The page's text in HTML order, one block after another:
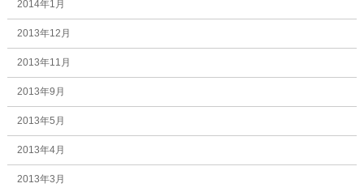
2014年1月
2013年12月
2013年11月
2013年9月
2013年5月
2013年4月
2013年3月